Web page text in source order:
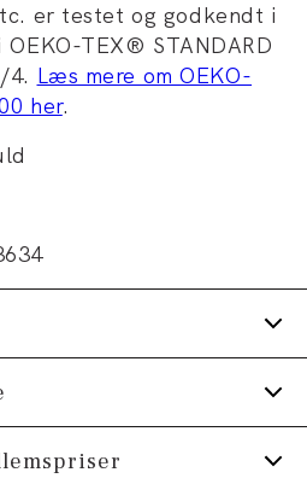
er testet og godkendt i
TEX® STANDARD
4. Læs mere om OEKO-
her.
TEX® STANDARD
bomuld.